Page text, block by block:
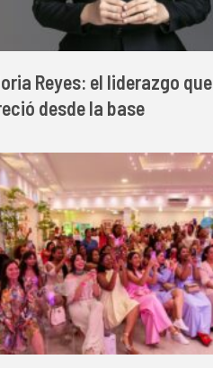
Reyes: el liderazgo que
desde la base